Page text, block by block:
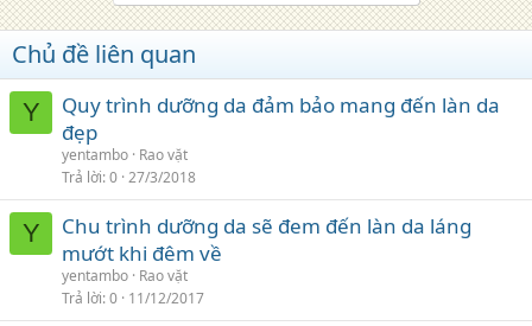
Chủ đề liên quan
Y
Quy trình dưỡng da đảm bảo mang đến làn da
đẹp
yentambo Rao vặt
Trả lời 0 27/3/2018
Y
Chu trình dưỡng da sẽ đem đến làn da láng
mướt khi đêm về
yentambo Rao vặt
Trả lời 0 11/12/2017